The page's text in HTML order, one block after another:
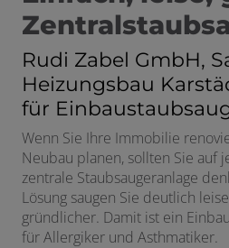
Rudi Zabel GmbH,
Heizungsbau
für
Wenn Sie Ihre Immobilie
Neubau planen, sollten Sie auf
zentrale Staubsaugeranlage
Lösung saugen Sie deutlich
gründlicher. Damit ist ein
für Allergiker und Asthmatiker.